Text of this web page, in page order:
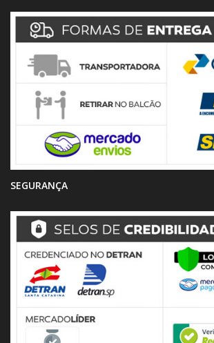
SEGURANÇA